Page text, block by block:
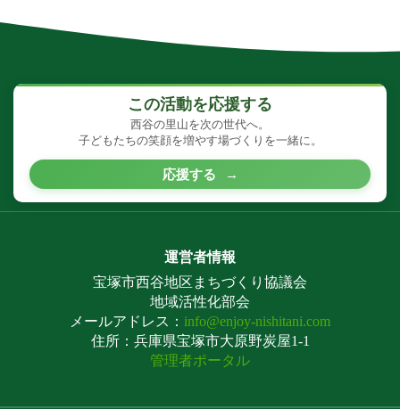
この活動を応援する
西谷の里山を次の世代へ。
子どもたちの笑顔を増やす場づくりを一緒に。
応援する →
運営者情報
宝塚市西谷地区まちづくり協議会
地域活性化部会
メールアドレス： info@enjoy-nishitani.com
住所：兵庫県宝塚市大原野炭屋1-1
管理者ポータル